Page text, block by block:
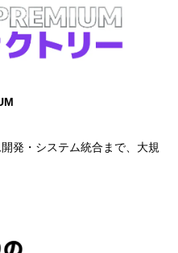
発・システム統合まで、大規